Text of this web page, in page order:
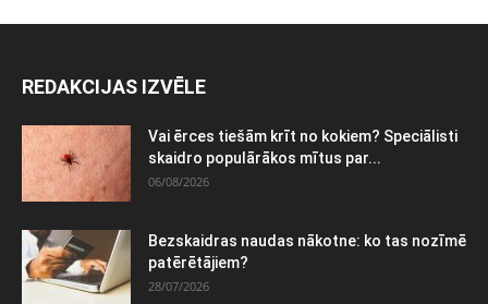
REDAKCIJAS IZVĒLE
Vai ērces tiešām krīt no kokiem? Speciālisti
skaidro populārākos mītus par...
06/08/2026
Bezskaidras naudas nākotne: ko tas nozīmē
patērētājiem?
28/07/2026